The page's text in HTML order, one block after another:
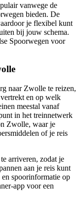
vanwege de
bieden. De
je flexibel kunt
bij jouw schema.
Spoorwegen voor
naar Zwolle te reizen,
en op welk
meestal vanaf
in het treinnetwerk
Zwolle, waar je
of je reis
arriveren, zodat je
aan je reis kunt
spoorinformatie op
app voor een